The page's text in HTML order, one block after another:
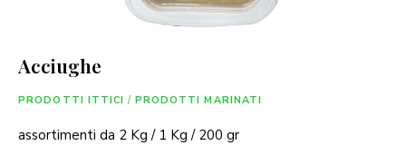
Acciughe
PRODOTTI ITTICI / PRODOTTI MARINATI
assortimenti da 2 Kg / 1 Kg / 200 gr